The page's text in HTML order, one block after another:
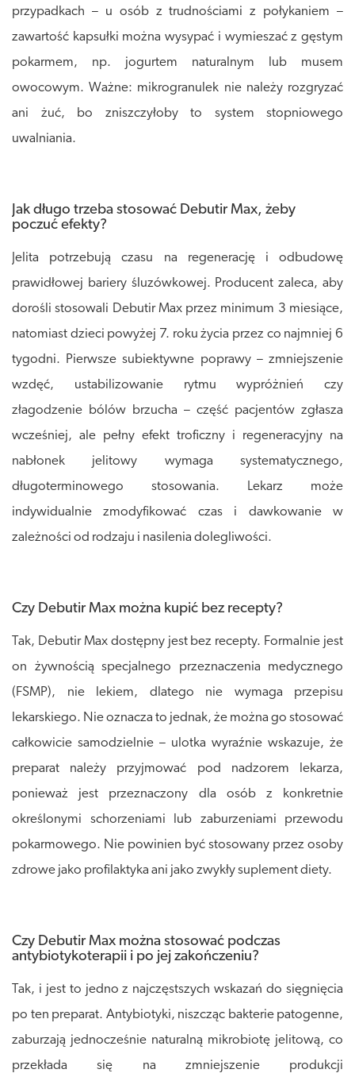
przypadkach – u osób z trudnościami z połykaniem –
zawartość kapsułki można wysypać i wymieszać z gęstym
pokarmem, np. jogurtem naturalnym lub musem
owocowym. Ważne: mikrogranulek nie należy rozgryzać
ani żuć, bo zniszczyłoby to system stopniowego
uwalniania.
Jak długo trzeba stosować Debutir Max, żeby
poczuć efekty?
Jelita potrzebują czasu na regenerację i odbudowę
prawidłowej bariery śluzówkowej. Producent zaleca, aby
dorośli stosowali Debutir Max przez minimum 3 miesiące,
natomiast dzieci powyżej 7. roku życia przez co najmniej 6
tygodni. Pierwsze subiektywne poprawy – zmniejszenie
wzdęć, ustabilizowanie rytmu wypróżnień czy
złagodzenie bólów brzucha – część pacjentów zgłasza
wcześniej, ale pełny efekt troficzny i regeneracyjny na
nabłonek jelitowy wymaga systematycznego,
długoterminowego stosowania. Lekarz może
indywidualnie zmodyfikować czas i dawkowanie w
zależności od rodzaju i nasilenia dolegliwości.
Czy Debutir Max można kupić bez recepty?
Tak, Debutir Max dostępny jest bez recepty. Formalnie jest
on żywnością specjalnego przeznaczenia medycznego
(FSMP), nie lekiem, dlatego nie wymaga przepisu
lekarskiego. Nie oznacza to jednak, że można go stosować
całkowicie samodzielnie – ulotka wyraźnie wskazuje, że
preparat należy przyjmować pod nadzorem lekarza,
ponieważ jest przeznaczony dla osób z konkretnie
określonymi schorzeniami lub zaburzeniami przewodu
pokarmowego. Nie powinien być stosowany przez osoby
zdrowe jako profilaktyka ani jako zwykły suplement diety.
Czy Debutir Max można stosować podczas
antybiotykoterapii i po jej zakończeniu?
Tak, i jest to jedno z najczęstszych wskazań do sięgnięcia
po ten preparat. Antybiotyki, niszcząc bakterie patogenne,
zaburzają jednocześnie naturalną mikrobiotę jelitową, co
przekłada się na zmniejszenie produkcji